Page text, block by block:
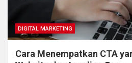
DIGITAL MARKETING
Cara Menempatkan CTA